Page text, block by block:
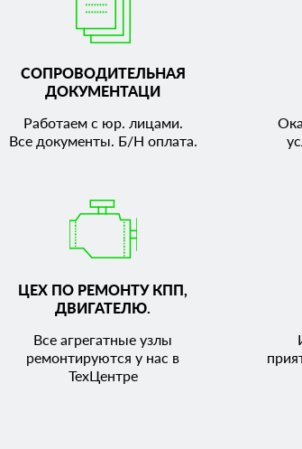
СОПРОВОДИТЕЛЬНАЯ
ДОКУМЕНТАЦИ
Работаем с юр. лицами.
Все документы. Б/Н оплата.
ЦЕХ ПО РЕМОНТУ КПП,
ДВИГАТЕЛЮ.
Все агрегатные узлы
ремонтируются у нас в
ТехЦентре